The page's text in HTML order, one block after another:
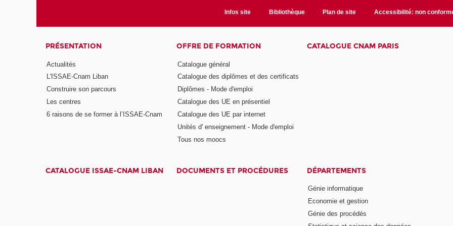
Infos site Bibliothèque Plan de site Accessibilité: non
PRÉSENTATION
Actualités
L'ISSAE-Cnam Liban
Construire son parcours
Les centres
6 raisons de se former à l’ISSAE-Cnam
OFFRE DE FORMATION
Catalogue général
Catalogue des diplômes et des certificats
Diplômes - Mode d'emploi
Catalogue des UE en présentiel
Catalogue des UE par internet
Unités d' enseignement - Mode d'emploi
Tous nos moocs
CATALOGUE CNAM PARIS
CATALOGUE ISSAE-CNAM LIBAN DOCUMENTS ET PROCÉDURES DÉPARTEMENTS
Génie informatique
Economie et gestion
Génie des procédés